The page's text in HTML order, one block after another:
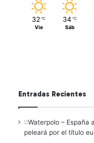
32 ℃
Vie
34 ℃
Sáb
Entradas Recientes
::Waterpolo – España
peleará por el título